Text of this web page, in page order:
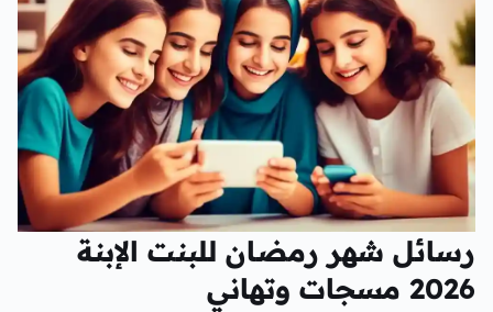
رسائل شهر رمضان للبنت الإبنة
2026 مسجات وتهاني